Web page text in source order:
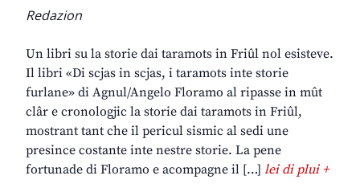
Redazion
Un libri su la storie dai taramots in Friûl nol esisteve.
Il libri «Di scjas in scjas, i taramots inte storie
furlane» di Agnul/Angelo Floramo al ripasse in mût
clâr e cronologjic la storie dai taramots in Friûl,
mostrant tant che il pericul sismic al sedi une
presince costante inte nestre storie. La pene
fortunade di Floramo e acompagne il […] lei di plui +